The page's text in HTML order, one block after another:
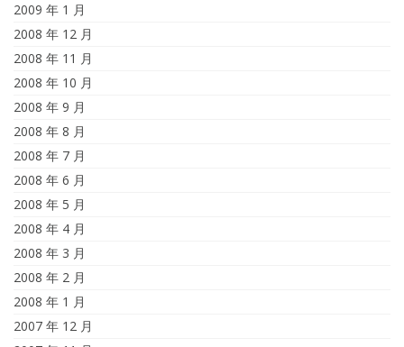
2009 年 1 月
2008 年 12 月
2008 年 11 月
2008 年 10 月
2008 年 9 月
2008 年 8 月
2008 年 7 月
2008 年 6 月
2008 年 5 月
2008 年 4 月
2008 年 3 月
2008 年 2 月
2008 年 1 月
2007 年 12 月